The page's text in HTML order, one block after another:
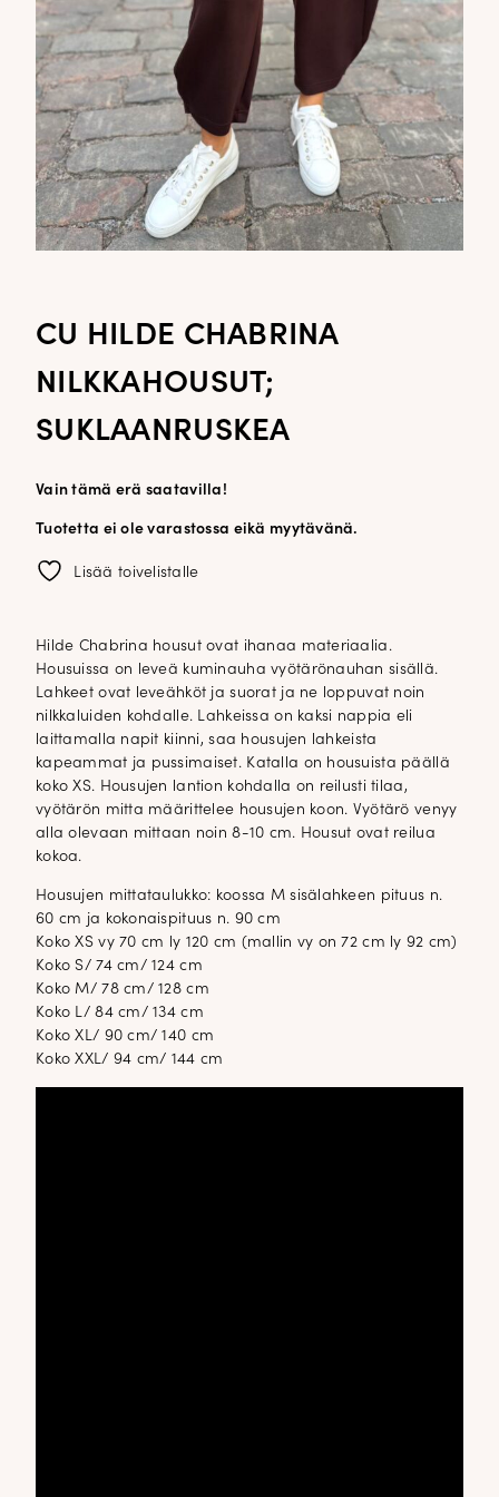
CU HILDE CHABRINA
NILKKAHOUSUT;
SUKLAANRUSKEA
Vain tämä erä saatavilla!
Tuotetta ei ole varastossa eikä myytävänä.
Lisää toivelistalle
Hilde Chabrina housut ovat ihanaa materiaalia.
Housuissa on leveä kuminauha vyötärönauhan sisällä.
Lahkeet ovat leveähköt ja suorat ja ne loppuvat noin
nilkkaluiden kohdalle. Lahkeissa on kaksi nappia eli
laittamalla napit kiinni, saa housujen lahkeista
kapeammat ja pussimaiset. Katalla on housuista päällä
koko XS. Housujen lantion kohdalla on reilusti tilaa,
vyötärön mitta määrittelee housujen koon. Vyötärö venyy
alla olevaan mittaan noin 8-10 cm. Housut ovat reilua
kokoa.
Housujen mittataulukko: koossa M sisälahkeen pituus n.
60 cm ja kokonaispituus n. 90 cm
Koko XS vy 70 cm ly 120 cm (mallin vy on 72 cm ly 92 cm)
Koko S/ 74 cm/ 124 cm
Koko M/ 78 cm/ 128 cm
Koko L/ 84 cm/ 134 cm
Koko XL/ 90 cm/ 140 cm
Koko XXL/ 94 cm/ 144 cm